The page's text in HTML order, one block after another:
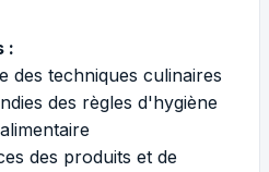
:
des techniques culinaires
des règles d'hygiène
des produits et de